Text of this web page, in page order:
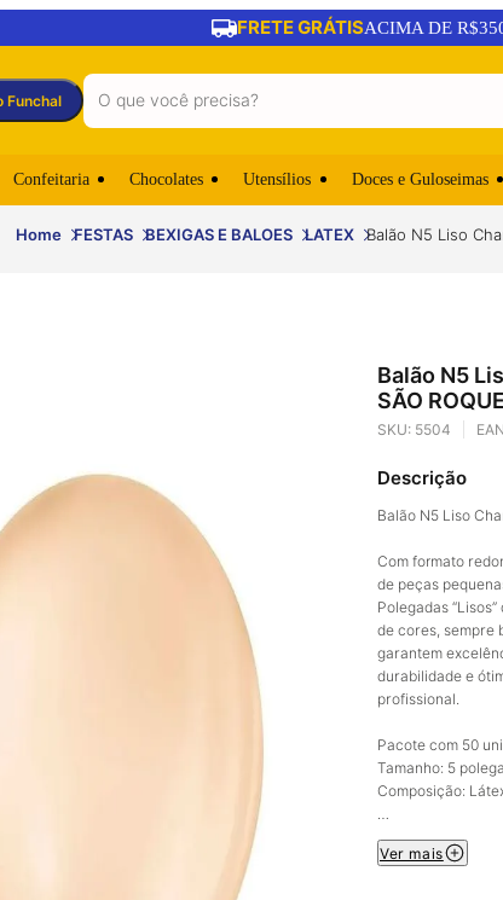
FRETE GRÁTISACIMA DE
Funchal
Confeitaria Chocolates Utensílios Doces e Guloseimas
Home FESTAS BEXIGAS E BALOES LATEX Balão N5 Liso
Balão N5
SÃO ROQUE
SKU: 5504
Descrição
Balão N5 Liso
Com formato
de peças
Polegadas
de cores, sempre
garantem
durabilidade e
profissional.
Pacote com 50
Tamanho: 5
Composição:
Imagem
Ver mais